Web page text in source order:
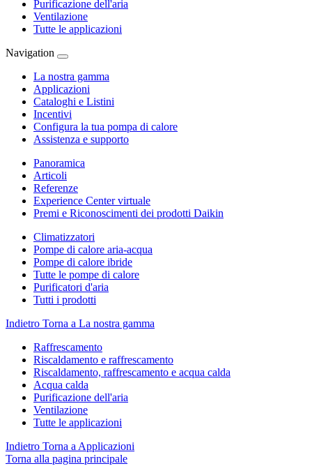
Purificazione dell'aria
Ventilazione
Tutte le applicazioni
Navigation
La nostra gamma
Applicazioni
Cataloghi e Listini
Incentivi
Configura la tua pompa di calore
Assistenza e supporto
Panoramica
Articoli
Referenze
Experience Center virtuale
Premi e Riconoscimenti dei prodotti Daikin
Climatizzatori
Pompe di calore aria-acqua
Pompe di calore ibride
Tutte le pompe di calore
Purificatori d'aria
Tutti i prodotti
Indietro Torna a La nostra gamma
Raffrescamento
Riscaldamento e raffrescamento
Riscaldamento, raffrescamento e acqua calda
Acqua calda
Purificazione dell'aria
Ventilazione
Tutte le applicazioni
Indietro Torna a Applicazioni
Torna alla pagina principale